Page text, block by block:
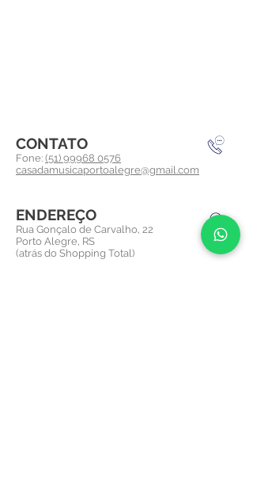
CONTATO
Fone: (51) 99968 0576
casadamusicaportoalegre@gmail.com
ENDEREÇO
Rua Gonçalo de Carvalho, 22
Porto Alegre, RS
(atrás do Shopping Total)